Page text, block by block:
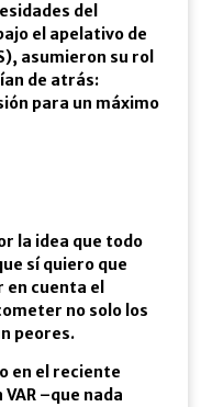
del
el apelativo de
asumieron su rol
de atrás:
para un máximo
la idea que todo
sí quiero que
en cuenta el
no solo los
peores.
en el reciente
–que nada